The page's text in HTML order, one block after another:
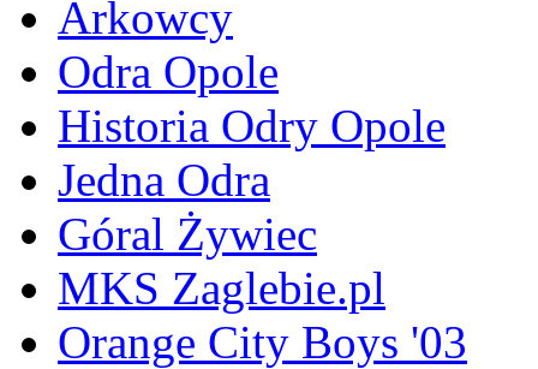
Arkowcy
Odra Opole
Historia Odry Opole
Jedna Odra
Góral Żywiec
MKS Zaglebie.pl
Orange City Boys '03